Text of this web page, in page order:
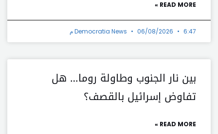
READ MORE »
Democratia News 06/08/2026 6:47 م
بين نار الجنوب وطاولة روما… هل
تفاوض إسرائيل بالقصف؟
READ MORE »